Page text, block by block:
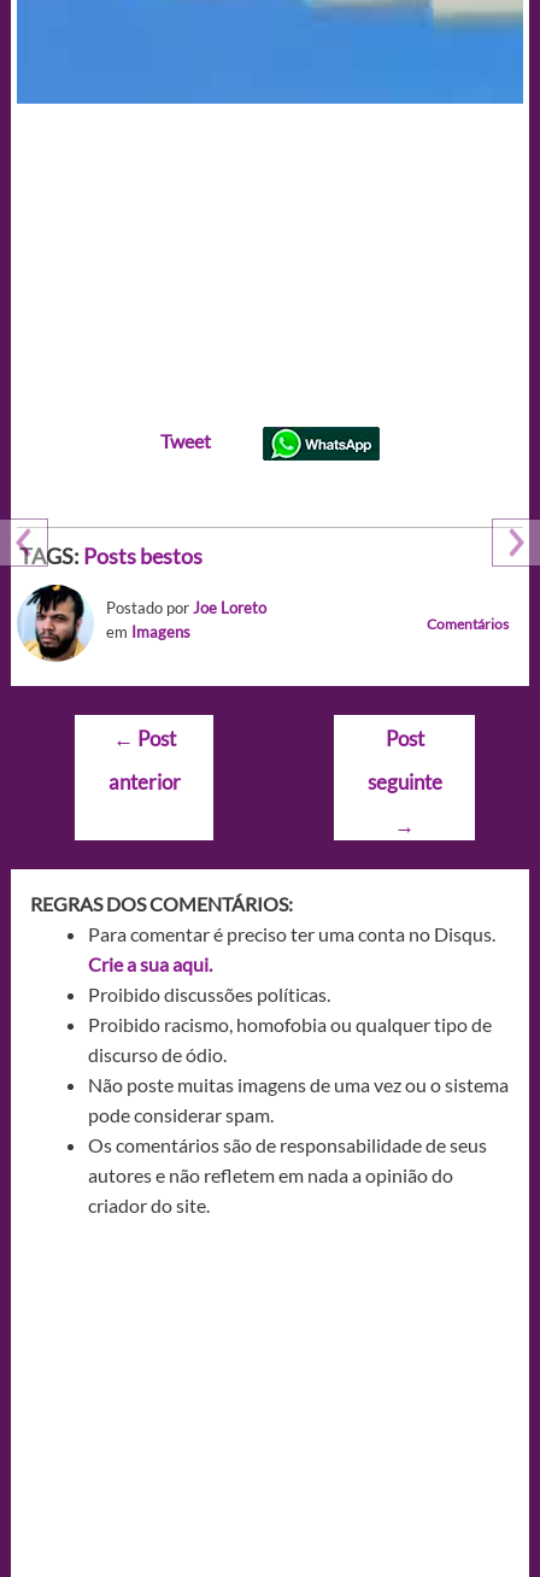
Tweet
TAGS: Posts bestos
Postado porJoe Loreto
em Imagens Comentários
Navegação
Post
← Post
anterior
Post
seguinte
→
REGRAS DOS COMENTÁRIOS:
Para comentar é preciso ter uma conta no Disqus.
Crie a sua aqui.
Proibido discussões políticas.
Proibido racismo, homofobia ou qualquer tipo de
discurso de ódio.
Não poste muitas imagens de uma vez ou o sistema
pode considerar spam.
Os comentários são de responsabilidade de seus
autores e não refletem em nada a opinião do
criador do site.